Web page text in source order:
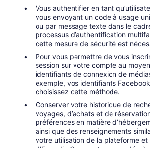
Vous authentifier en tant
vous envoyant un code à usage
ou par message texte dans le
processus d’authentification
cette mesure de sécurité est
Pour vous permettre de vous
session sur votre compte au
identifiants de connexion de
exemple, vos identifiants
choisissez cette méthode.
Conserver votre historique de
voyages, d’achats et de
préférences en matière
ainsi que des renseignements
votre utilisation de la plateforme et